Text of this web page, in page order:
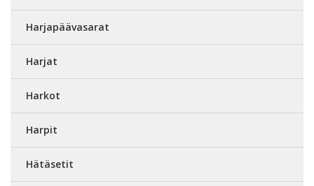
Harjapäävasarat
Harjat
Harkot
Harpit
Hätäsetit